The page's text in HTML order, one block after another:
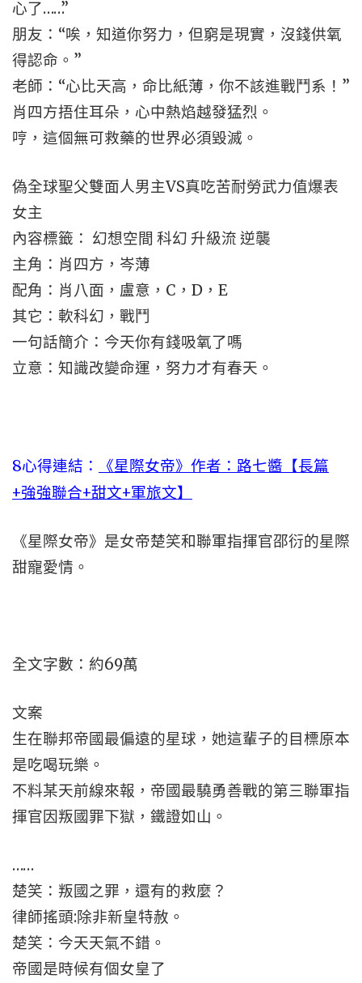
心了……”
朋友：“唉，知道你努力，但窮是現實，沒錢供氧
得認命。”
老師：“心比天高，命比紙薄，你不該進戰鬥系！”
肖四方捂住耳朵，心中熱焰越發猛烈。
哼，這個無可救藥的世界必須毀滅。
偽全球聖父雙面人男主VS真吃苦耐勞武力值爆表
女主
內容標籤： 幻想空間 科幻 升級流 逆襲
主角：肖四方，岑薄
配角：肖八面，盧意，C，D，E
其它：軟科幻，戰鬥
一句話簡介：今天你有錢吸氧了嗎
立意：知識改變命運，努力才有春天。
8心得連結：
《星際女帝》作者：路七醬【長篇
+強強聯合+甜文+軍旅文】
《星際女帝》是女帝楚笑和聯軍指揮官邵衍的星際
甜寵愛情。
全文字數：約69萬
文案
生在聯邦帝國最偏遠的星球，她這輩子的目標原本
是吃喝玩樂。
不料某天前線來報，帝國最驍勇善戰的第三聯軍指
揮官因叛國罪下獄，鐵證如山。
……
楚笑：叛國之罪，還有的救麼？
律師搖頭:除非新皇特赦。
楚笑：今天天氣不錯。
帝國是時候有個女皇了